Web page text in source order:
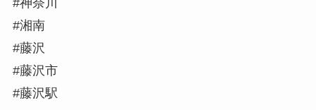
#神奈川
#湘南
#藤沢
#藤沢市
#藤沢駅